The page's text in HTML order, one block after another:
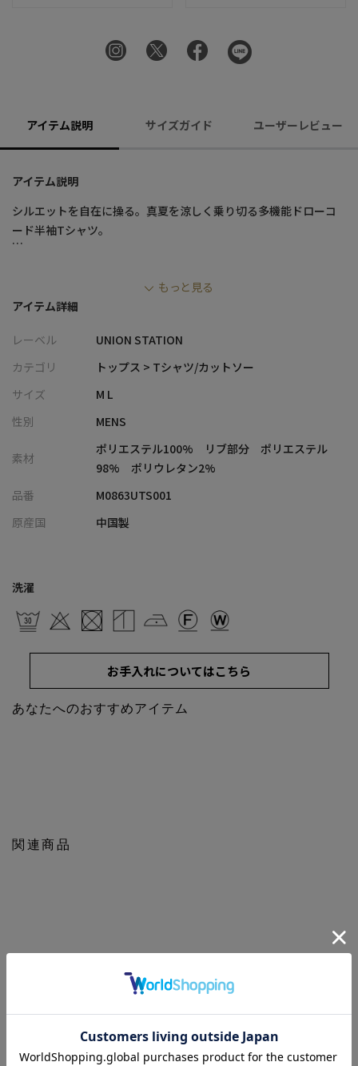
アイテム説明 サイズガイド ユーザーレビュー
アイテム説明
シルエットを自在に操る。真夏を涼しく乗り切る多機能ドローコ
ード半袖Tシャツ。
・ポリエステル天竺にペーパータッチ加工を施し、布帛（シャツ
生地）のようなクリーンで上品なハリ感を表現
もベタつかず涼しく快適な着心地をキープ
・裾に配したドローコードにより、シルエットのニュアンスを気
・ややゆったりとしたリラックスシルエットで、シンプルながら
も洗練された印象を与える大人の半袖カットソー
・ストレッチ、マシンウォッシャブル（洗濯機洗い可）、シワに
なりにくいイージーケアを搭載したイージーウエア
ー、万能なブラックの4色展開
・裾のドローコードを少し絞って丸みを持たせ、ワイドパンツや
デニムと合わせたメリハリのあるこなれカジュアル
・スッキリとした大人の佇まいを活かして、スラックスやチノパ
ンと合わせた夏のオフィスカジュアル・きれいめスタイルにも最
・機能性が高いため、夏の旅行やフェス、キャンプなどアクティ
ブに動きたい日の主役Tシャツとしても大活躍
アメリカントラッドを軸にアメリカンカルチャー、ストリート、
もっと見る
アイテム詳細
レーベル
UNION STATION
カテゴリ
トップス > Tシャツ/カットソー
サイズ
M L
性別
MENS
素材
ポリエステル100% リブ部分 ポリエステル
98% ポリウレタン2%
品番
M0863UTS001
原産国
中国製
洗濯
お手入れについてはこちら
関連商品
あなたへのおすすめアイテム